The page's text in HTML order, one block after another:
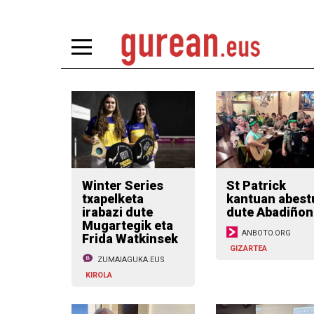
Winter Series
txapelketa
irabazi dute
Mugartegik eta
Frida Watkinsek
ZUMAIAGUKA.EUS
KIROLA
St Patrick
kantuan
dute Abadiñon
ANBOTO.ORG
GIZARTEA